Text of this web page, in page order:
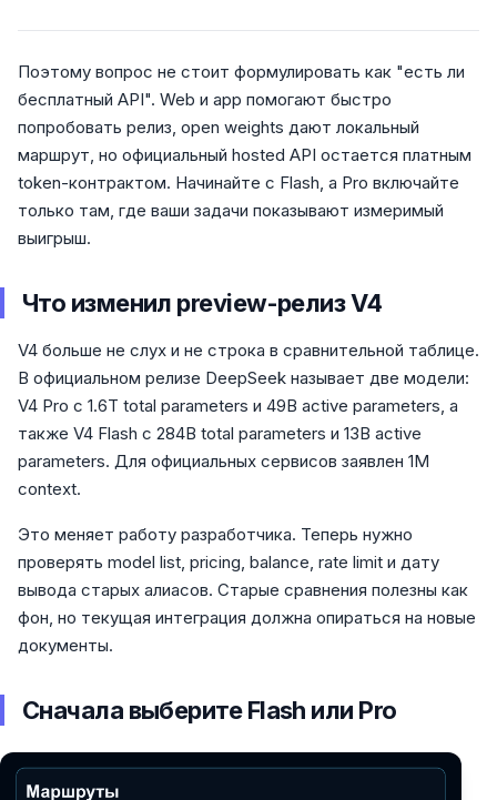
Поэтому вопрос не стоит формулировать как "есть ли
бесплатный API". Web и app помогают быстро
попробовать релиз, open weights дают локальный
маршрут, но официальный hosted API остается платным
token-контрактом. Начинайте с Flash, а Pro включайте
только там, где ваши задачи показывают измеримый
выигрыш.
Что изменил preview-релиз V4
V4 больше не слух и не строка в сравнительной таблице.
В официальном релизе DeepSeek называет две модели:
V4 Pro с 1.6T total parameters и 49B active parameters, а
также V4 Flash с 284B total parameters и 13B active
parameters. Для официальных сервисов заявлен 1M
context.
Это меняет работу разработчика. Теперь нужно
проверять model list, pricing, balance, rate limit и дату
вывода старых алиасов. Старые сравнения полезны как
фон, но текущая интеграция должна опираться на новые
документы.
Сначала выберите Flash или Pro